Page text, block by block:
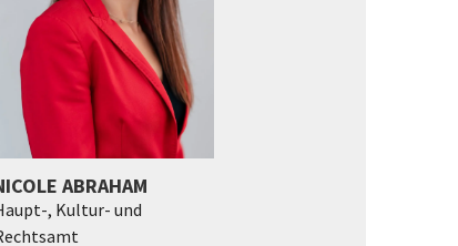
ABRAHAM
, Kultur- und